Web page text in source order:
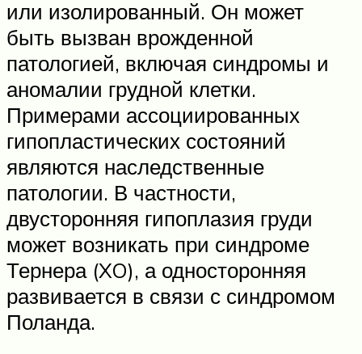
или изолированный. Он может
быть вызван врожденной
патологией, включая синдромы и
аномалии грудной клетки.
Примерами ассоциированных
гипопластических состояний
являются наследственные
патологии. В частности,
двусторонняя гипоплазия груди
может возникать при синдроме
Тернера (XO), а односторонняя
развивается в связи с синдромом
Поланда.